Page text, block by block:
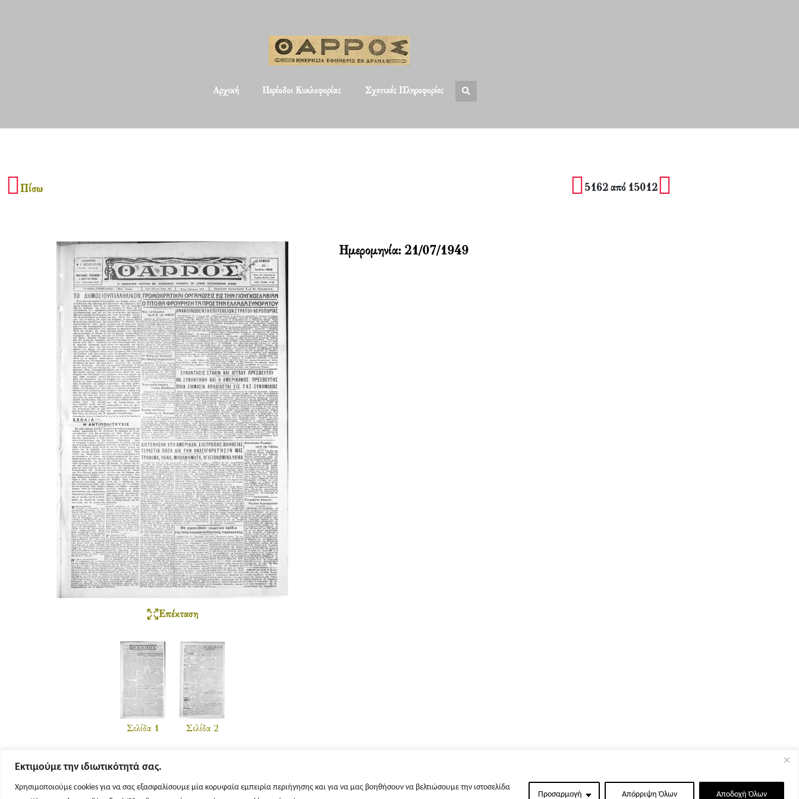
Εκτιμούμε την ιδιωτικότητά σας.
Χρησιμοποιούμε cookies για να σας εξασφαλίσουμε μία κορυφαία εμπειρία περιήγησης και για να μας βοηθήσουν να βελτιώσουμε την ιστοσελίδα
Προσαρμογή Απόρριψη Όλων Αποδοχή Όλων
Αρχική Περίοδοι Κυκλοφορίας Σχετικές Πληροφορίες
Πίσω 5162 από 15012
Επέκταση
Σελίδα 1 Σελίδα 2
Ημερομηνία: 21/07/1949